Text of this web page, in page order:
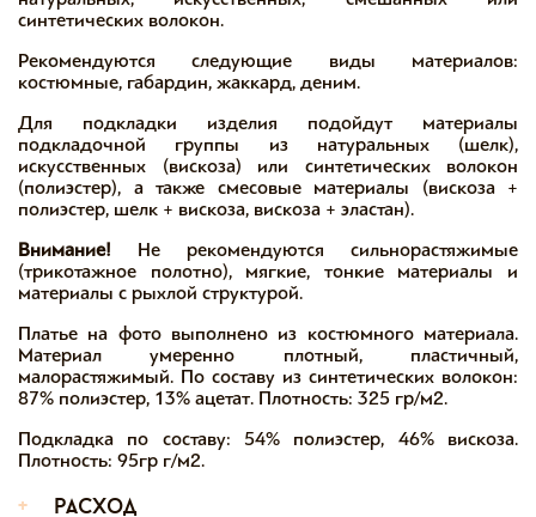
синтетических волокон.
Рекомендуются следующие виды материалов:
костюмные, габардин, жаккард, деним.
Для подкладки изделия подойдут материалы
подкладочной группы из натуральных (шелк),
искусственных (вискоза) или синтетических волокон
(полиэстер), а также смесовые материалы (вискоза +
полиэстер, шелк + вискоза, вискоза + эластан).
Внимание! Не рекомендуются сильнорастяжимые
(трикотажное полотно), мягкие, тонкие материалы и
материалы с рыхлой структурой.
Платье на фото выполнено из костюмного материала.
Материал умеренно плотный, пластичный,
малорастяжимый. По составу из синтетических волокон:
87% полиэстер, 13% ацетат. Плотность: 325 гр/м2.
Подкладка по составу: 54% полиэстер, 46% вискоза.
Плотность: 95гр г/м2.
+ расход